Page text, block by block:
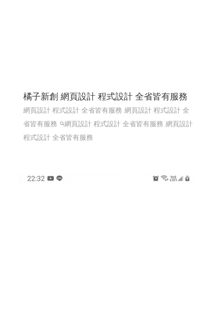
橘子新創 網頁設計 程式設計 全省皆有服務
網頁設計 程式設計 全省皆有服務 網頁設計 程式設計 全
省皆有服務
網頁設計 程式設計 全省皆有服務 網頁設計
程式設計 全省皆有服務